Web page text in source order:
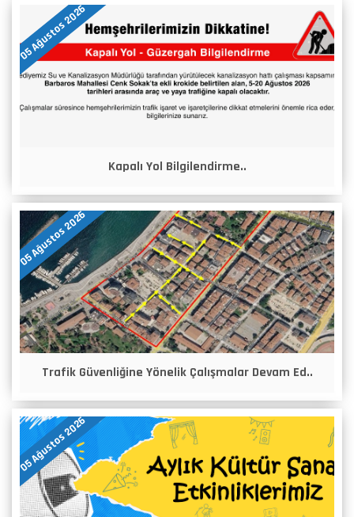
05 Ağustos 2026
Kapalı Yol Bilgilendirme..
05 Ağustos 2026
Trafik Güvenliğine Yönelik Çalışmalar Devam Ed..
05 Ağustos 2026